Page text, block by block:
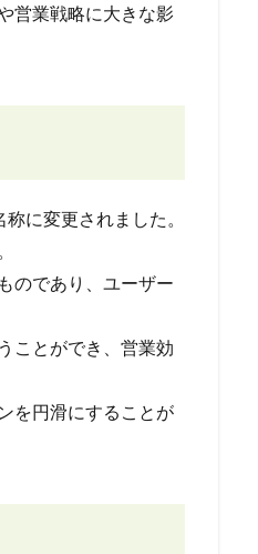
営業戦略に大きな影
に変更されました。
のであり、ユーザー
ことができ、営業効
を円滑にすることが